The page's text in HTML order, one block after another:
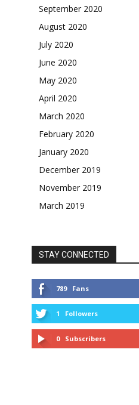
September 2020
August 2020
July 2020
June 2020
May 2020
April 2020
March 2020
February 2020
January 2020
December 2019
November 2019
March 2019
STAY CONNECTED
789 Fans
1 Followers
0 Subscribers